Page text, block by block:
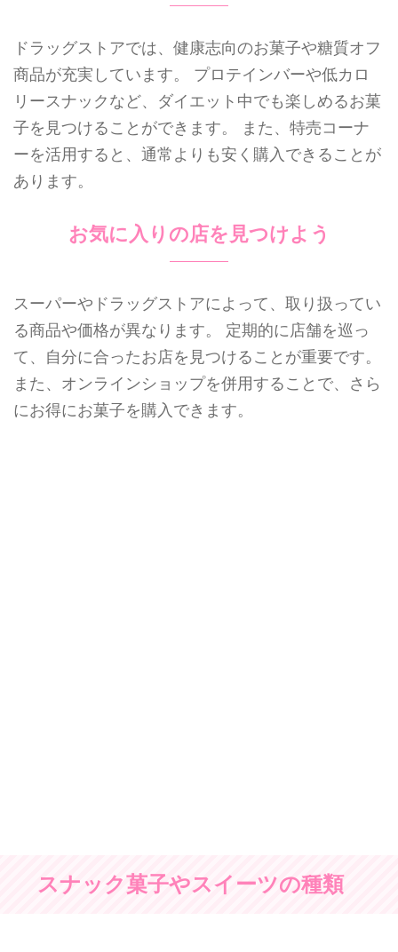
ドラッグストアでは、健康志向のお菓子や糖質オフ
商品が充実しています。 プロテインバーや低カロ
リースナックなど、ダイエット中でも楽しめるお菓
子を見つけることができます。 また、特売コーナ
ーを活用すると、通常よりも安く購入できることが
あります。
お気に入りの店を見つけよう
スーパーやドラッグストアによって、取り扱ってい
る商品や価格が異なります。 定期的に店舗を巡っ
て、自分に合ったお店を見つけることが重要です。
また、オンラインショップを併用することで、さら
にお得にお菓子を購入できます。
スナック菓子やスイーツの種類